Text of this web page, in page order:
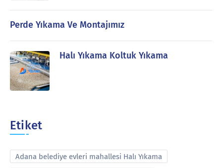
Perde Yıkama Ve Montajımız
Halı Yıkama Koltuk Yıkama
Etiket
Adana belediye evleri mahallesi Halı Yıkama